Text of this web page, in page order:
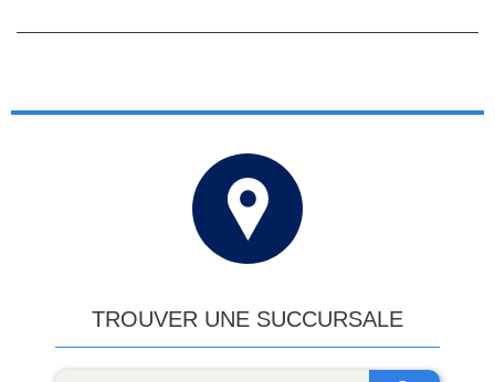
TROUVER UNE SUCCURSALE